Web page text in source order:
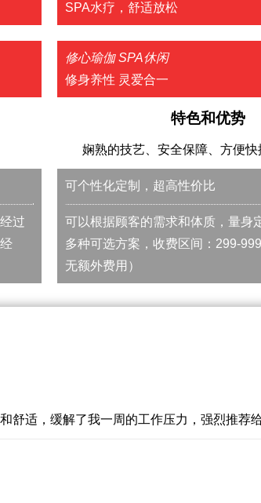
SPA水疗，舒适放松
修心瑜伽 SPA休闲
修身养性 灵爱合一
特色和优势
娴熟的技艺、安全保障、方便
过
可个性化定制，超高性价比
可以根据顾客的需求和体质，量身
多种可选方案，收费区间：299-
无额外费用）
舒适，缓解了我一周的工作压力，强烈推荐